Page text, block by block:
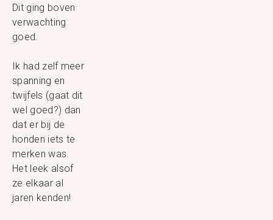
Dit ging boven
verwachting
goed.
Ik had zelf meer
spanning en
twijfels (gaat dit
wel goed?) dan
dat er bij de
honden iets te
merken was.
Het leek alsof
ze elkaar al
jaren kenden!